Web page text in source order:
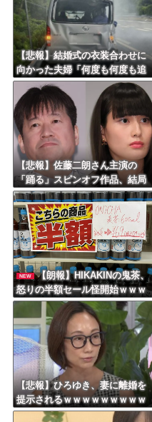
8/4のニュース
更新中止のお知らせ
【悲報】結婚式の衣装合わせに
向かった夫婦「何度も何度も追
突され…何が目的か本当に理解
できない」東名高速で続いた約1.
7キロの追突
【悲報】佐藤二朗さん主演の
「踊る」スピンオフ作品、結局
撮影中止が決定ｗｗｗｗｗｗｗ
ｗｗ
NEW
【朗報】HIKAKINの鬼茶、
怒りの半額セール怪開始ｗｗｗ
ｗｗｗｗｗｗｗｗｗｗｗ
【悲報】ひろゆき、妻に離婚を
提示されるｗｗｗｗｗｗｗｗｗ
ｗｗｗｗｗｗｗ